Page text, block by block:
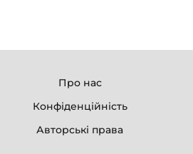
Про нас
Конфіденційність
Авторські права